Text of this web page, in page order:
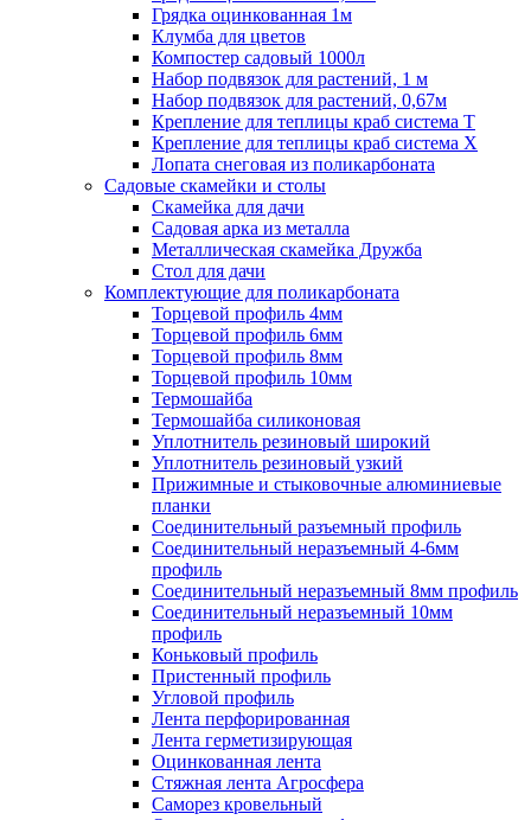
Грядка оцинкованная 1м
Клумба для цветов
Компостер садовый 1000л
Набор подвязок для растений, 1 м
Набор подвязок для растений, 0,67м
Крепление для теплицы краб система Т
Крепление для теплицы краб система Х
Лопата снеговая из поликарбоната
Садовые скамейки и столы
Скамейка для дачи
Садовая арка из металла
Металлическая скамейка Дружба
Стол для дачи
Комплектующие для поликарбоната
Торцевой профиль 4мм
Торцевой профиль 6мм
Торцевой профиль 8мм
Торцевой профиль 10мм
Термошайба
Термошайба силиконовая
Уплотнитель резиновый широкий
Уплотнитель резиновый узкий
Прижимные и стыковочные алюминиевые
планки
Соединительный разъемный профиль
Соединительный неразъемный 4-6мм
профиль
Соединительный неразъемный 8мм профиль
Соединительный неразъемный 10мм
профиль
Коньковый профиль
Пристенный профиль
Угловой профиль
Лента перфорированная
Лента герметизирующая
Оцинкованная лента
Стяжная лента Агросфера
Саморез кровельный